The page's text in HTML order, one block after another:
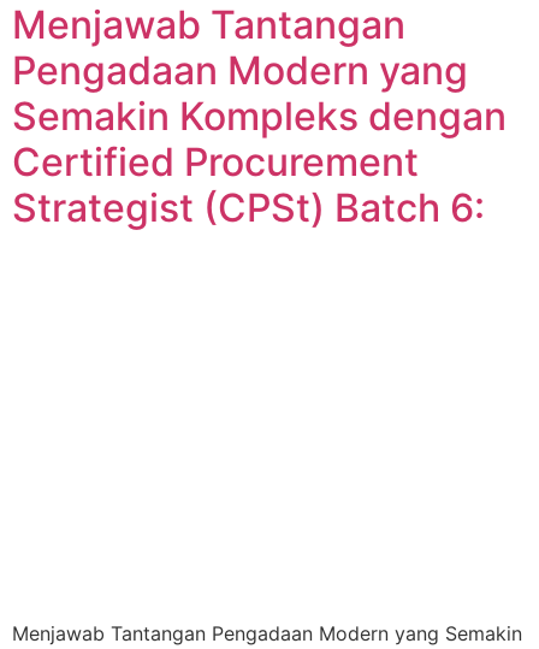
Menjawab Tantangan
Pengadaan Modern yang
Semakin Kompleks dengan
Certified Procurement
Strategist (CPSt) Batch 6:
Menjawab Tantangan Pengadaan Modern yang Semakin